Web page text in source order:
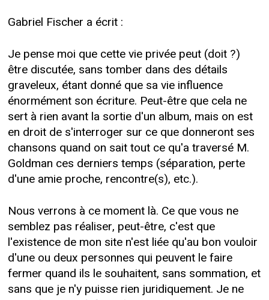
Gabriel Fischer a écrit :
Je pense moi que cette vie privée peut (doit ?)
être discutée, sans tomber dans des détails
graveleux, étant donné que sa vie influence
énormément son écriture. Peut-être que cela ne
sert à rien avant la sortie d'un album, mais on est
en droit de s'interroger sur ce que donneront ses
chansons quand on sait tout ce qu'a traversé M.
Goldman ces derniers temps (séparation, perte
d'une amie proche, rencontre(s), etc.).
Nous verrons à ce moment là. Ce que vous ne
semblez pas réaliser, peut-être, c'est que
l'existence de mon site n'est liée qu'au bon vouloir
d'une ou deux personnes qui peuvent le faire
fermer quand ils le souhaitent, sans sommation, et
sans que je n'y puisse rien juridiquement. Je ne